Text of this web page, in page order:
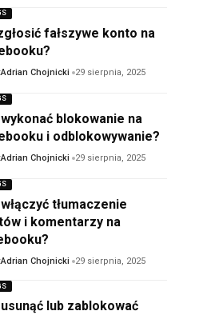
fałszywe konto na
Adrian Chojnicki 29 sierpnia, 2025
blokowanie na
i odblokowywanie?
Adrian Chojnicki 29 sierpnia, 2025
tłumaczenie
i komentarzy na
Adrian Chojnicki 29 sierpnia, 2025
lub zablokować